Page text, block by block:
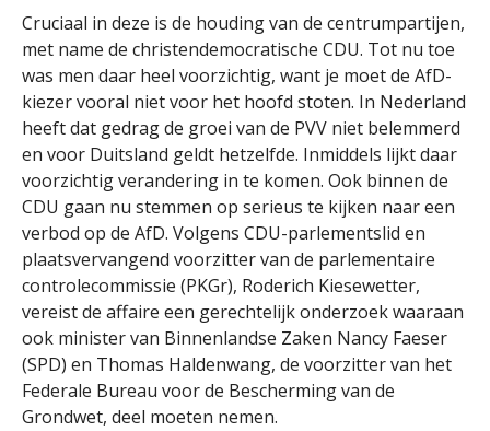
Cruciaal in deze is de houding van de centrumpartijen,
met name de christendemocratische CDU. Tot nu toe
was men daar heel voorzichtig, want je moet de AfD-
kiezer vooral niet voor het hoofd stoten. In Nederland
heeft dat gedrag de groei van de PVV niet belemmerd
en voor Duitsland geldt hetzelfde. Inmiddels lijkt daar
voorzichtig verandering in te komen. Ook binnen de
CDU gaan nu stemmen op serieus te kijken naar een
verbod op de AfD. Volgens CDU-parlementslid en
plaatsvervangend voorzitter van de parlementaire
controlecommissie (PKGr), Roderich Kiesewetter,
vereist de affaire een gerechtelijk onderzoek waaraan
ook minister van Binnenlandse Zaken Nancy Faeser
(SPD) en Thomas Haldenwang, de voorzitter van het
Federale Bureau voor de Bescherming van de
Grondwet, deel moeten nemen.